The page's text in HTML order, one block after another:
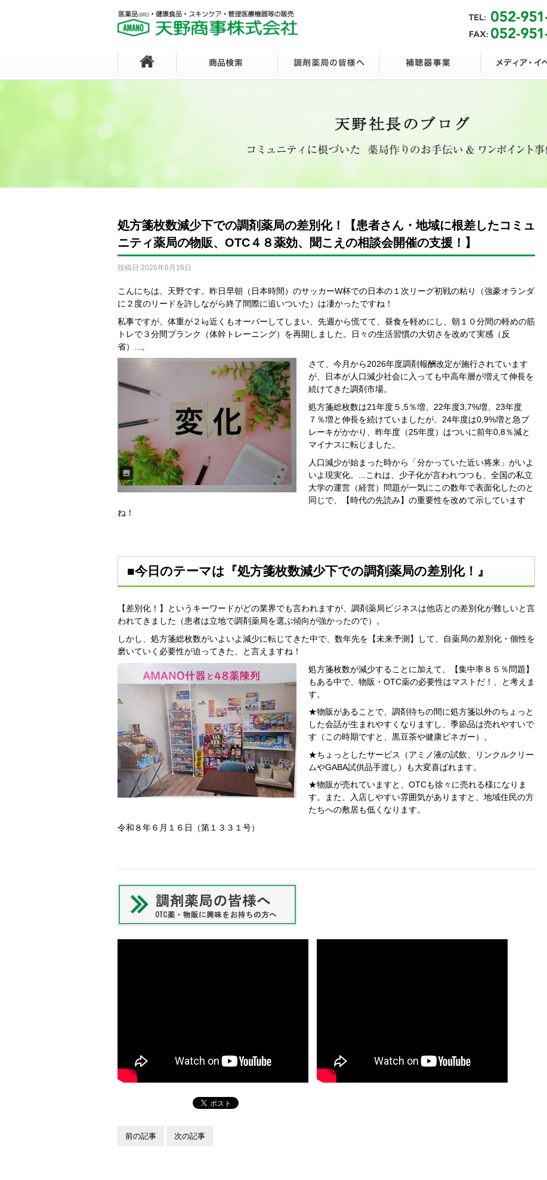
処方箋枚数減少下での調剤薬局の差別化！【患者さん・地域に根差したコミュ
ニティ薬局の物販、OTC４８薬効、聞こえの相談会開催の支援！】
投稿日:2026年6月16日
こんにちは、天野です。昨日早朝（日本時間）のサッカーW杯での日本の１次リーグ初戦の粘り（強豪オランダ
に２度のリードを許しながら終了間際に追いついた）は凄かったですね！
私事ですが、体重が２㎏近くもオーバーしてしまい、先週から慌てて、昼食を軽めにし、朝１０分間の軽めの筋
トレで３分間プランク（体幹トレーニング）を再開しました。日々の生活習慣の大切さを改めて実感（反
省）...。
さて、今月から2026年度調剤報酬改定が施行されています
が、日本が人口減少社会に入っても中高年層が増えて伸長を
続けてきた調剤市場。
処方箋総枚数は21年度５,5％増、22年度3,7%増、23年度
７％増と伸長を続けていましたが、24年度は0,9%増と急ブ
レーキがかかり、昨年度（25年度）はついに前年0,8％減と
マイナスに転じました。
人口減少が始まった時から「分かっていた近い将来」がいよ
いよ現実化。...これは、少子化が言われつつも、全国の私立
大学の運営（経営）問題が一気にこの数年で表面化したのと
同じで、【時代の先読み】の重要性を改めて示しています
ね！
■今日のテーマは『処方箋枚数減少下での調剤薬局の差別化！』
【差別化！】というキーワードがどの業界でも言われますが、調剤薬局ビジネスは他店との差別化が難しいと言
われてきました（患者は立地で調剤薬局を選ぶ傾向が強かったので）。
しかし、処方箋総枚数がいよいよ減少に転じてきた中で、数年先を【未来予測】して、自薬局の差別化・個性を
磨いていく必要性が迫ってきた、と言えますね！
処方箋枚数が減少することに加えて、【集中率８５％問題】
もある中で、物販・OTC薬の必要性はマストだ！、と考えま
す。
★物販があることで、調剤待ちの間に処方箋以外のちょっと
した会話が生まれやすくなりますし、季節品は売れやすいで
す（この時期ですと、黒豆茶や健康ビネガー）。
★ちょっとしたサービス（アミノ液の試飲、リンクルクリー
ムやGABA試供品手渡し）も大変喜ばれます。
★物販が売れていますと、OTCも徐々に売れる様になりま
す。また、入店しやすい雰囲気がありますと、地域住民の方
たちへの敷居も低くなります。
令和８年６月１６日（第１３３１号）
前の記事 次の記事